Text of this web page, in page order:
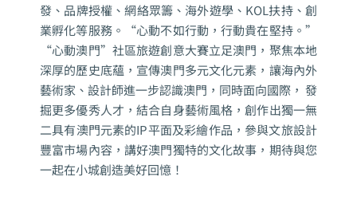
發、品牌授權、網絡眾籌、海外遊學、KOL扶持、創
業孵化等服務。“心動不如行動，行動貴在堅持。”
“心動澳門”社區旅遊創意大賽立足澳門，聚焦本地
深厚的歷史底蘊， 宣傳澳門多元文化元素，讓海內外
藝術家、設計師進一步認識澳門， 同時面向國際， 發
掘更多優秀人才，結合自身藝術風格，創作出獨一無
二具有澳門元素的IP平面及彩繪作品， 參與文旅設計
豐富市場內容，講好澳門獨特的文化故事，期待與您
一起在小城創造美好回憶！